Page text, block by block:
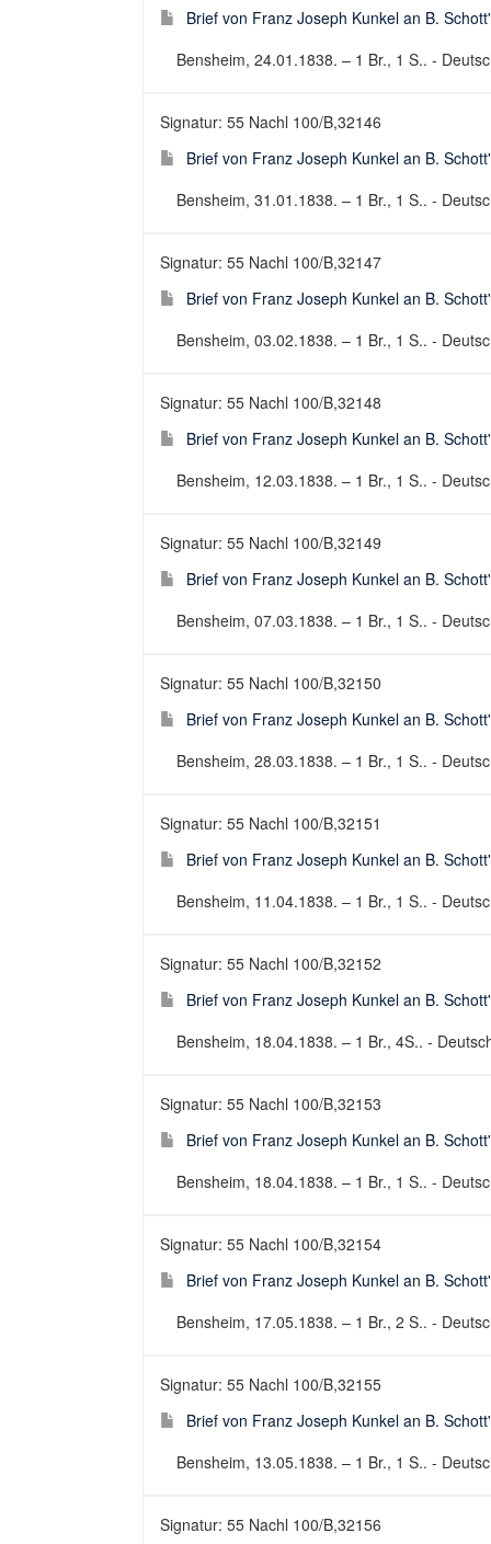
Brief von Franz Joseph Kunkel an B.
Bensheim, 24.01.1838. – 1 Br., 1 S.. -
Signatur: 55 Nachl 100/B,32146
Brief von Franz Joseph Kunkel an B.
Bensheim, 31.01.1838. – 1 Br., 1 S.. -
Signatur: 55 Nachl 100/B,32147
Brief von Franz Joseph Kunkel an B.
Bensheim, 03.02.1838. – 1 Br., 1 S.. -
Signatur: 55 Nachl 100/B,32148
Brief von Franz Joseph Kunkel an B.
Bensheim, 12.03.1838. – 1 Br., 1 S.. -
Signatur: 55 Nachl 100/B,32149
Brief von Franz Joseph Kunkel an B.
Bensheim, 07.03.1838. – 1 Br., 1 S.. -
Signatur: 55 Nachl 100/B,32150
Brief von Franz Joseph Kunkel an B.
Bensheim, 28.03.1838. – 1 Br., 1 S.. -
Signatur: 55 Nachl 100/B,32151
Brief von Franz Joseph Kunkel an B.
Bensheim, 11.04.1838. – 1 Br., 1 S.. -
Signatur: 55 Nachl 100/B,32152
Brief von Franz Joseph Kunkel an B.
Bensheim, 18.04.1838. – 1 Br., 4S.. -
Signatur: 55 Nachl 100/B,32153
Brief von Franz Joseph Kunkel an B.
Bensheim, 18.04.1838. – 1 Br., 1 S.. -
Signatur: 55 Nachl 100/B,32154
Brief von Franz Joseph Kunkel an B.
Bensheim, 17.05.1838. – 1 Br., 2 S.. -
Signatur: 55 Nachl 100/B,32155
Brief von Franz Joseph Kunkel an B.
Bensheim, 13.05.1838. – 1 Br., 1 S.. -
Signatur: 55 Nachl 100/B,32156